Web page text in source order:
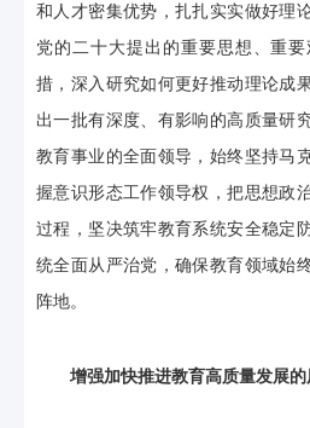
和人才密集优势，扎扎实实做好理
党的二十大提出的重要思想、重
措，深入研究如何更好推动理论成
出一批有深度、有影响的高质量研
教育事业的全面领导，始终坚持马
握意识形态工作领导权，把思想政
过程，坚决筑牢教育系统安全稳定
统全面从严治党，确保教育领域始
阵地。
增强加快推进教育高质量发展